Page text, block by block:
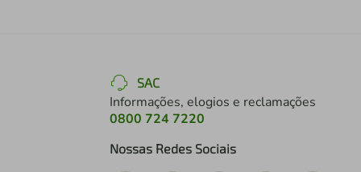
SAC
Informações, elogios e reclamações
0800 724 7220
Nossas Redes Sociais